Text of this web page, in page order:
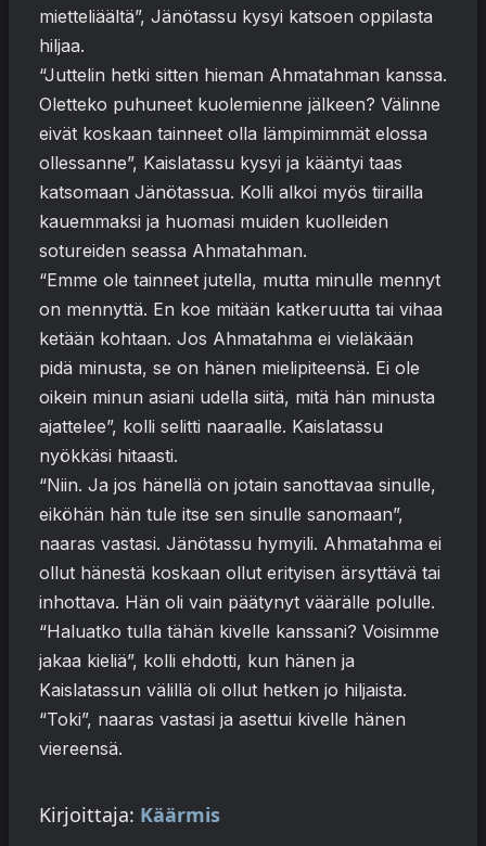
mietteliäältä”, Jänötassu kysyi katsoen oppilasta
hiljaa.
“Juttelin hetki sitten hieman Ahmatahman kanssa.
Oletteko puhuneet kuolemienne jälkeen? Välinne
eivät koskaan tainneet olla lämpimimmät elossa
ollessanne”, Kaislatassu kysyi ja kääntyi taas
katsomaan Jänötassua. Kolli alkoi myös tiirailla
kauemmaksi ja huomasi muiden kuolleiden
sotureiden seassa Ahmatahman.
“Emme ole tainneet jutella, mutta minulle mennyt
on mennyttä. En koe mitään katkeruutta tai vihaa
ketään kohtaan. Jos Ahmatahma ei vieläkään
pidä minusta, se on hänen mielipiteensä. Ei ole
oikein minun asiani udella siitä, mitä hän minusta
ajattelee”, kolli selitti naaraalle. Kaislatassu
nyökkäsi hitaasti.
“Niin. Ja jos hänellä on jotain sanottavaa sinulle,
eiköhän hän tule itse sen sinulle sanomaan”,
naaras vastasi. Jänötassu hymyili. Ahmatahma ei
ollut hänestä koskaan ollut erityisen ärsyttävä tai
inhottava. Hän oli vain päätynyt väärälle polulle.
“Haluatko tulla tähän kivelle kanssani? Voisimme
jakaa kieliä”, kolli ehdotti, kun hänen ja
Kaislatassun välillä oli ollut hetken jo hiljaista.
“Toki”, naaras vastasi ja asettui kivelle hänen
viereensä.
Kirjoittaja: Käärmis